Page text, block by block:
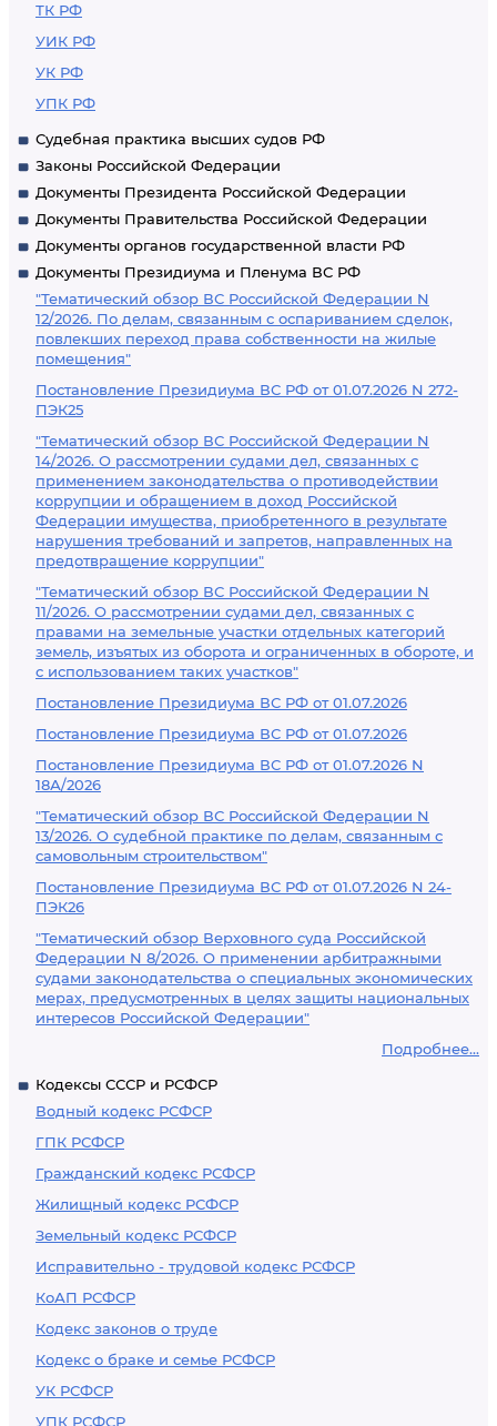
ТК РФ
УИК РФ
УК РФ
УПК РФ
Судебная практика высших судов РФ
Законы Российской Федерации
Документы Президента Российской Федерации
Документы Правительства Российской Федерации
Документы органов государственной власти РФ
Документы Президиума и Пленума ВС РФ
"Тематический обзор ВС Российской Федерации N
12/2026. По делам, связанным с оспариванием сделок,
повлекших переход права собственности на жилые
помещения"
Постановление Президиума ВС РФ от 01.07.2026 N 272-
ПЭК25
"Тематический обзор ВС Российской Федерации N
14/2026. О рассмотрении судами дел, связанных с
применением законодательства о противодействии
коррупции и обращением в доход Российской
Федерации имущества, приобретенного в результате
нарушения требований и запретов, направленных на
предотвращение коррупции"
"Тематический обзор ВС Российской Федерации N
11/2026. О рассмотрении судами дел, связанных с
правами на земельные участки отдельных категорий
земель, изъятых из оборота и ограниченных в обороте, и
с использованием таких участков"
Постановление Президиума ВС РФ от 01.07.2026
Постановление Президиума ВС РФ от 01.07.2026
Постановление Президиума ВС РФ от 01.07.2026 N
18А/2026
"Тематический обзор ВС Российской Федерации N
13/2026. О судебной практике по делам, связанным с
самовольным строительством"
Постановление Президиума ВС РФ от 01.07.2026 N 24-
ПЭК26
"Тематический обзор Верховного суда Российской
Федерации N 8/2026. О применении арбитражными
судами законодательства о специальных экономических
мерах, предусмотренных в целях защиты национальных
интересов Российской Федерации"
Подробнее...
Кодексы СССР и РСФСР
Водный кодекс РСФСР
ГПК РСФСР
Гражданский кодекс РСФСР
Жилищный кодекс РСФСР
Земельный кодекс РСФСР
Исправительно - трудовой кодекс РСФСР
КоАП РСФСР
Кодекс законов о труде
Кодекс о браке и семье РСФСР
УК РСФСР
УПК РСФСР